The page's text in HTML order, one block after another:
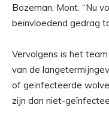
Bozeman, Mont. “Nu
beïnvloedend gedrag
Vervolgens is het
van de
of geïnfecteerde
zijn dan niet-